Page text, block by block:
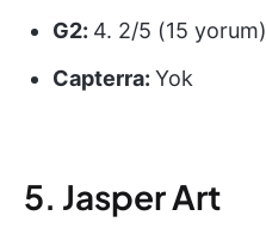
G2: 4. 2/5 (15 yorum)
Capterra: Yok
5. Jasper Art